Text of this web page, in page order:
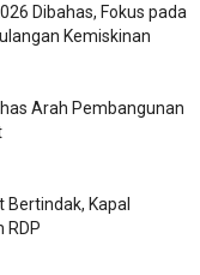
Dibahas, Fokus pada
Kemiskinan
Arah Pembangunan
Bertindak, Kapal
RDP